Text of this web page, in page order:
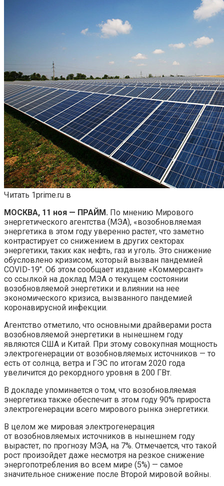
Читать 1prime.ru в
МОСКВА, 11 ноя — ПРАЙМ. По мнению Мирового
энергетического агентства (МЭА), «возобновляемая
энергетика в этом году уверенно растет, что заметно
контрастирует со снижением в других секторах
энергетики, таких как нефть, газ и уголь. Это снижение
обусловлено кризисом, который вызван пандемией
COVID-19″. Об этом сообщает издание «Коммерсант»
со ссылкой на доклад МЭА о текущем состоянии
возобновляемой энергетики и влиянии на нее
экономического кризиса, вызванного пандемией
коронавирусной инфекции.
Агентство отметило, что основными драйверами роста
возобновляемой энергетики в нынешнем году
являются США и Китай. При этому совокупная мощность
электрогенерации от возобновляемых источников — то
есть от солнца, ветра и ГЭС по итогам 2020 года
увеличится до рекордного уровня в 200 ГВт.
В докладе упоминается о том, что возобновляемая
энергетика также обеспечит в этом году 90% прироста
электрогенерации всего мирового рынка энергетики.
В целом же мировая электрогенерация
от возобновляемых источников в нынешнем году
вырастет, по прогнозу МЭА, на 7%. Отмечается, что такой
рост произойдет даже несмотря на резкое снижение
энергопотребления во всем мире (5%) — самое
значительное снижение после Второй мировой войны.